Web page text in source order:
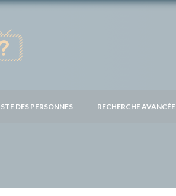
DES PERSONNES RECHERCHE AVANCÉE